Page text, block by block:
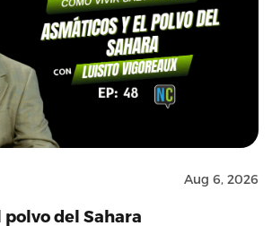
Aug 6, 2026
del Sahara